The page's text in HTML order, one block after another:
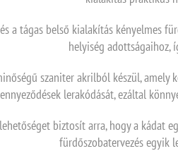
a tágas belső kialakítás kényelmes
helyiség adottságaihoz,
szaniter akrilból készül,
lerakódását, ezáltal
biztosít arra, hogy a kádat
fürdőszobatervezés egyik